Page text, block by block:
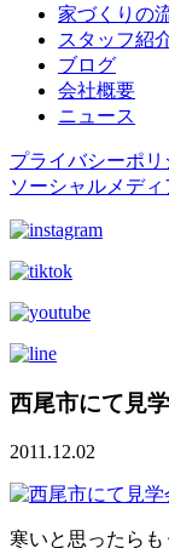
家づくりの
スタッフ紹
ブログ
会社概要
ニュース
プライバシーポリ
ソーシャルメデ
西尾市にて見
2011.12.02
寒いと思ったら